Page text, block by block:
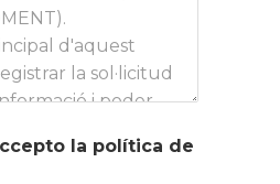
la política de